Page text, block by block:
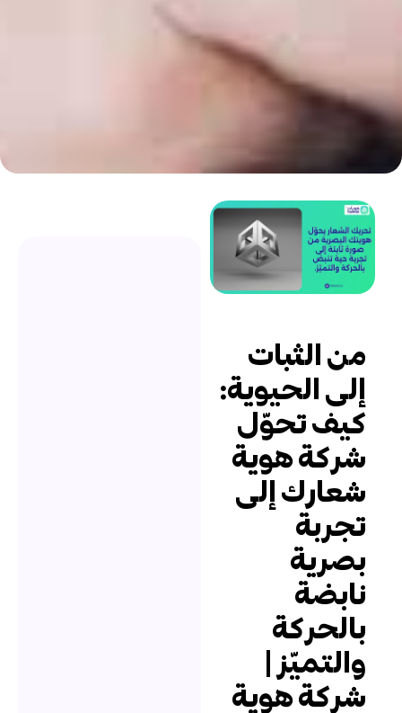
من الثبات
إلى الحيوية:
كيف تحوّل
شركة هوية
شعارك إلى
تجربة
بصرية
نابضة
بالحركة
والتميّز |
شركة هوية